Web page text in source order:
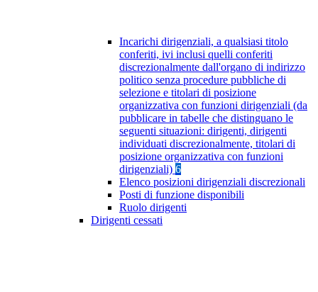
Incarichi dirigenziali, a qualsiasi titolo
conferiti, ivi inclusi quelli conferiti
discrezionalmente dall'organo di indirizzo
politico senza procedure pubbliche di
selezione e titolari di posizione
organizzativa con funzioni dirigenziali (da
pubblicare in tabelle che distinguano le
seguenti situazioni: dirigenti, dirigenti
individuati discrezionalmente, titolari di
posizione organizzativa con funzioni
dirigenziali) 6
Elenco posizioni dirigenziali discrezionali
Posti di funzione disponibili
Ruolo dirigenti
Dirigenti cessati